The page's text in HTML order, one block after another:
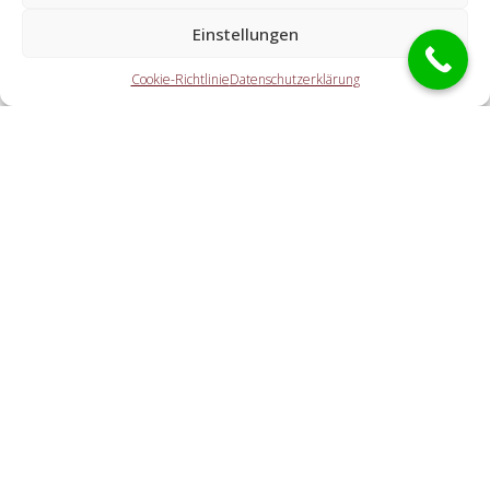
Einstellungen
Cookie-RichtlinieDatenschutzerklärung
Die Partner erledigen sämtliche Leistungen, welche Sie von